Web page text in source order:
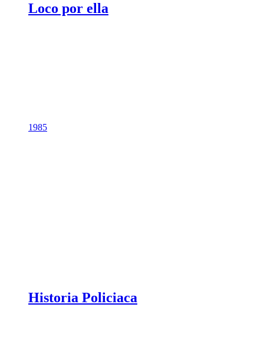
Loco por ella
1985
Historia Policiaca